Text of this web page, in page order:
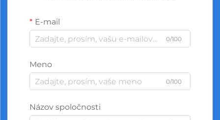
E-mail
0/100
Meno
0/100
Názov spoločnosti